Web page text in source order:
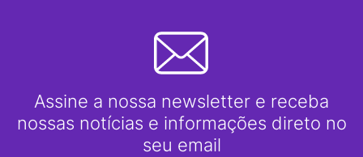
Assine a nossa newsletter e receba
nossas notícias e informações direto no
seu email